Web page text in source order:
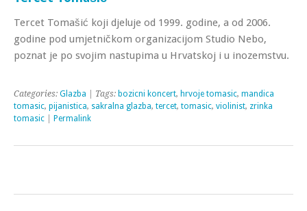
Tercet Tomašić koji djeluje od 1999. godine, a od 2006.
godine pod umjetničkom organizacijom Studio Nebo,
poznat je po svojim nastupima u Hrvatskoj i u inozemstvu.
Categories: Glazba | Tags: bozicni koncert, hrvoje tomasic, mandica
tomasic, pijanistica, sakralna glazba, tercet, tomasic, violinist, zrinka
tomasic
Permalink